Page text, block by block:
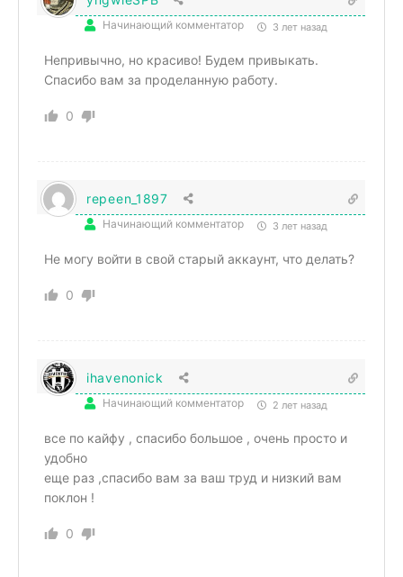
Начинающий комментатор 3 лет назад
Непривычно, но красиво! Будем привыкать.
Спасибо вам за проделанную работу.
0
repeen_1897
Начинающий комментатор 3 лет назад
Не могу войти в свой старый аккаунт, что делать?
0
ihavenonick
Начинающий комментатор 2 лет назад
все по кайфу , спасибо большое , очень просто и
удобно
еще раз ,спасибо вам за ваш труд и низкий вам
поклон !
0